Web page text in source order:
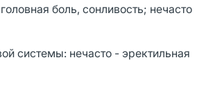
боль, сонливость; нечасто
системы: нечасто - эректильная